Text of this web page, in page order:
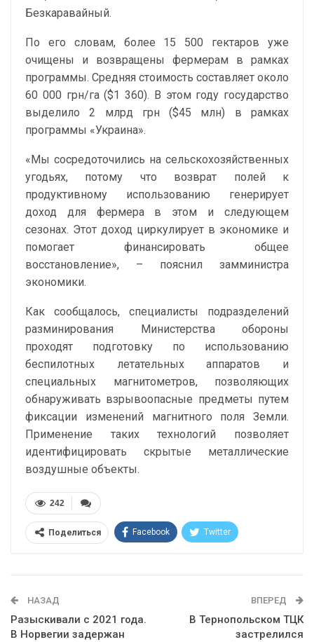
Безкаравайный.
По его словам, более 15 500 гектаров уже
очищены и возвращены фермерам в рамках
программы. Средняя стоимость составляет около
60 000 грн/га ($1 360). В этом году государство
выделило 2 млрд грн ($45 млн) в рамках
программы «Украина».
«Мы сосредоточились на сельскохозяйственных
угодьях, потому что возврат полей к
продуктивному использованию генерирует
доход для фермера в этом и следующем
сезонах. Этот доход циркулирует в экономике и
помогает финансировать общее
восстановление», – пояснил замминистра
экономики.
Как сообщалось, специалисты подразделений
разминирования Министерства обороны
проходят подготовку по использованию
беспилотных летательных аппаратов и
специальных магнитометров, позволяющих
обнаруживать взрывоопасные предметы путем
фиксации изменений магнитного поля Земли.
Применение таких технологий позволяет
идентифицировать скрытые металлические
воздушные объекты.
242
Поделиться Facebook Twitter
НАЗАД
Разыскивали с 2021 года.
В Норвегии задержан
ВПЕРЕД
В Тернопольском ТЦК
застрелился